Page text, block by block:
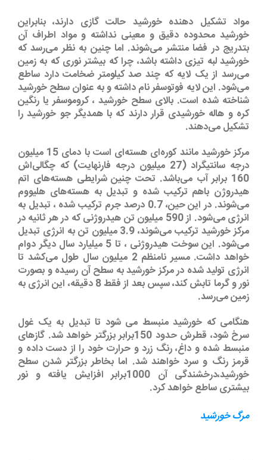
مواد تشکیل دهنده خورشید حالت گازی دارند، بنابراین
خورشید محدوده دقیق و معینی نداشته و مواد اطراف آن
بتدریج در فضا منتشر می‌شوند. اما چنین به نظر می‌رسد که
خورشید لبه تیزی داشته باشد، چرا که بیشتر نوری که به زمین
می‌رسد از یک لایه که چند صد کیلومتر ضخامت دارد ساطع
می‌شود. این لایه فوتوسفر نام داشته و به عنوان سطح خورشید
شناخته شده است. بالای سطح خورشید ، کروموسفر یا رنگین
کره و هاله خورشیدی قرار دارند که با همدیگر جو خورشید را
تشکیل می‌دهند.
مرکز خورشید مانند کوره‌ای هسته‌ای است با دمای 15 میلیون
درجه سانتیگراد (27 میلیون درجه فارنهایت) که چگالی‌اش
160 برابر آب می‌باشد. تحت چنین شرایطی هسته‌های اتم
هیدروژن باهم ترکیب شده و تبدیل به هسته‌های هلیووم
می‌شوند. در این حین، 0.7 درصد جرم ترکیب شده ، تبدیل به
انرژی می‌شود. از 590 میلیون تن هیدروژنی که در هر ثانیه در
مرکز خورشید ترکیب می‌شوند، 3.9 میلیون تن به انرژی تبدیل
می‌شود. این سوخت هیدروژنی ، تا 5 میلیارد سال دیگر دوام
خواهد داشت. مسیر نامنظم 2 میلیون سال طول می‌کشد تا
انرژی تولید شده در مرکز خورشید به سطح آن رسیده و بصورت
نور و گرما تابش کند، سپس بعد از فقط 8 دقیقه، این انرژی به
زمین می‌رسد.
هنگامی که خورشید منبسط می شود تا تبدیل به یک غول
سرخ شود، قطرش حدود 150برابر بزرگتر خواهد شد. گازهای
منبسط شده و داغ، رنگ زرد و حرارت خود را از دست داده و
قرمز رنگ و سرد خواهند شد. اما بخاطر بزرگتر شدن سطح
خورشید،درخشندگی آن 1000برابر افزایش یافته و نور
بیشتری ساطع خواهد کرد.
مرگ خورشید